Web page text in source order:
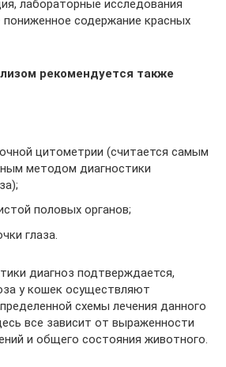
лабораторные исследования
содержание красных
рекомендуется также
цитометрии (считается самым
методом диагностики
половых органов;
глаза.
диагноз подтверждается,
у кошек осуществляют
схемы лечения данного
все зависит от выраженности
и общего состояния животного.